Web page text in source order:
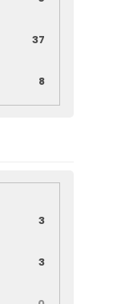
37
8
3
3